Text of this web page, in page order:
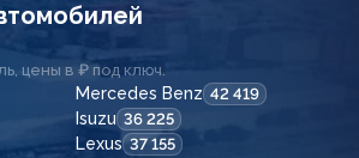
цены в ₽ под ключ.
Mercedes Benz 42 419
Isuzu 36 225
Lexus 37 155